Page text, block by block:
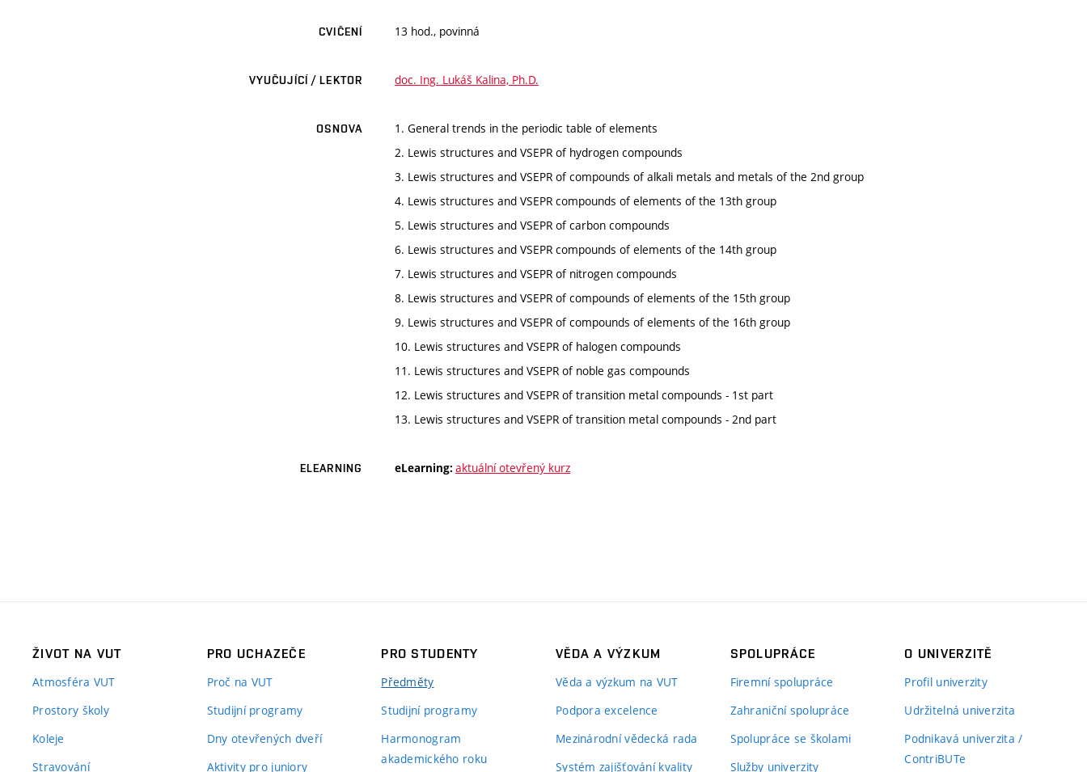
CVIČENÍ 13 hod., povinná
VYUČUJÍCÍ / LEKTOR doc. Ing. Lukáš Kalina, Ph.D.
OSNOVA
1. General trends in the periodic table of elements
2. Lewis structures and VSEPR of hydrogen compounds
3. Lewis structures and VSEPR of compounds of alkali metals and metals of the 2nd group
4. Lewis structures and VSEPR compounds of elements of the 13th group
5. Lewis structures and VSEPR of carbon compounds
6. Lewis structures and VSEPR compounds of elements of the 14th group
7. Lewis structures and VSEPR of nitrogen compounds
8. Lewis structures and VSEPR of compounds of elements of the 15th group
9. Lewis structures and VSEPR of compounds of elements of the 16th group
10. Lewis structures and VSEPR of halogen compounds
11. Lewis structures and VSEPR of noble gas compounds
12. Lewis structures and VSEPR of transition metal compounds - 1st part
13. Lewis structures and VSEPR of transition metal compounds - 2nd part
ELEARNING eLearning: aktuální otevřený kurz
ŽIVOT NA VUT
Atmosféra VUT
Prostory školy
Koleje
Stravování
PRO UCHAZEČE
Proč na VUT
Studijní programy
Dny otevřených dveří
Aktivity pro juniory
PRO STUDENTY
Předměty
Studijní programy
Harmonogram
akademického roku
VĚDA A VÝZKUM
Věda a výzkum na VUT
Podpora excelence
Mezinárodní vědecká rada
Systém zajišťování kvality
SPOLUPRÁCE
Firemní spolupráce
Zahraniční spolupráce
Spolupráce se školami
Služby univerzity
O UNIVERZITĚ
Profil univerzity
Udržitelná univerzita
Podnikavá univerzita /
ContriBUTe